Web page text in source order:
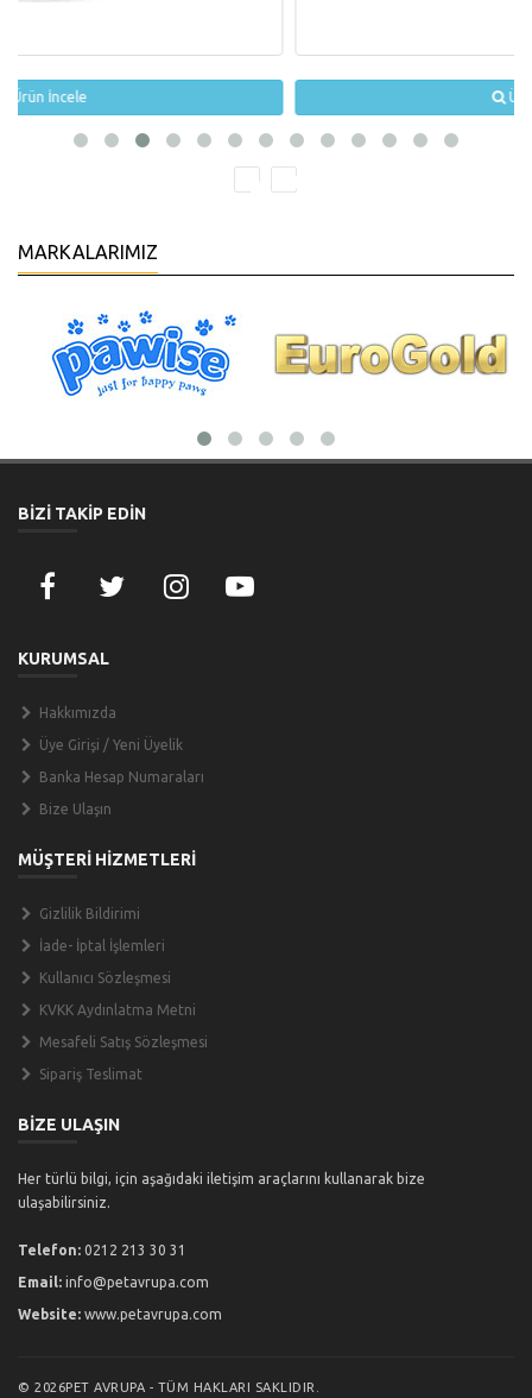
MARKALARIMIZ
BİZİ TAKİP EDİN
KURUMSAL
Hakkımızda
Üye Girişi / Yeni Üyelik
Banka Hesap Numaraları
Bize Ulaşın
MÜŞTERİ HİZMETLERİ
Gizlilik Bildirimi
İade- İptal İşlemleri
Kullanıcı Sözleşmesi
KVKK Aydınlatma Metni
Mesafeli Satış Sözleşmesi
Sipariş Teslimat
BİZE ULAŞIN
Her türlü bilgi, için aşağıdaki iletişim araçlarını kullanarak bize
ulaşabilirsiniz.
Telefon: 0212 213 30 31
Email: info@petavrupa.com
Website: www.petavrupa.com
© 2026PET AVRUPA - TÜM HAKLARI SAKLIDIR.